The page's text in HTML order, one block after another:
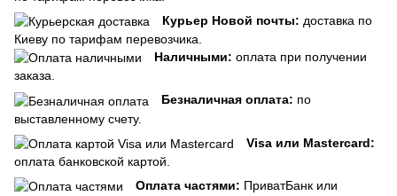
Курьер Новой почты: доставка по
Киеву по тарифам перевозчика.
Наличными: оплата при получении
заказа.
Безналичная оплата: по
выставленному счету.
Visa или Mastercard:
оплата банковской картой.
Оплата частями: ПриватБанк или